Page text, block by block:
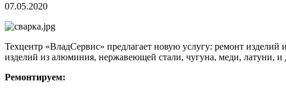
07.05.2020
Техцентр «ВладСервис» предлагает новую услугу: ремонт
изделий из алюминия, нержавеющей стали, чугуна, меди, латуни, и
Ремонтируем: